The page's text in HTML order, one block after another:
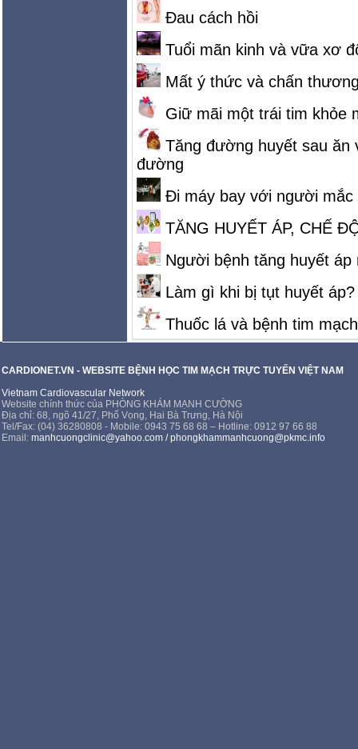
Đau cách hồi
Tuổi mãn kinh và vữa xơ
Mất ý thức và chấn
Giữ mãi một trái tim khỏe
Tăng đường huyết sau ăn
đường
Đi máy bay với người mắc
TĂNG HUYẾT ÁP, CHẾ
Người bệnh tăng huyết áp
Làm gì khi bị tụt huyết áp?
Thuốc lá và bệnh tim mạch
CARDIONET.VN - WEBSITE BỆNH HỌC TIM MẠCH TRỰC TUYẾN VIỆT NAM
Vietnam Cardiovascular Network
Website chính thức của PHÒNG KHÁM MẠNH CƯỜNG
Địa chỉ: 68, ngõ 41/27, Phố Vọng, Hai Bà Trưng, Hà Nội
Tel/Fax: (04) 36280808 - Mobile: 0943 75 68 68 – Hotline: 0912 97 66 88
Email:manhcuongclinic@yahoo.com /phongkhammanhcuong@pkmc.info